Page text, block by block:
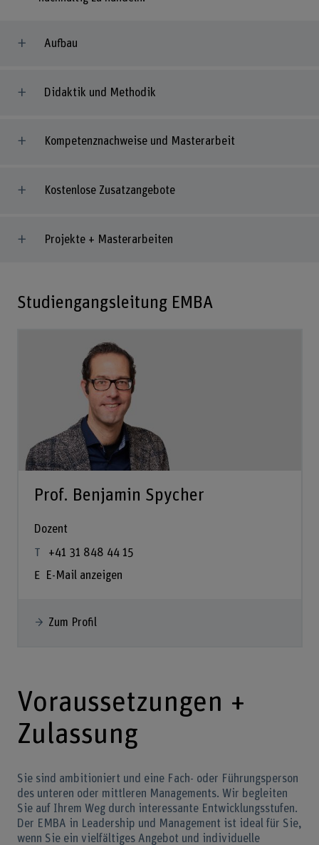
Aufbau
Didaktik und Methodik
Kompetenznachweise und Masterarbeit
Kostenlose Zusatzangebote
Projekte + Masterarbeiten
Studiengangsleitung EMBA
Prof. Benjamin Spycher
Dozent
+41 31 848 44 15
E-Mail anzeigen
Zum Profil
Voraussetzungen +
Zulassung
Sie sind ambitioniert und eine Fach- oder Führungsperson
des unteren oder mittleren Managements. Wir begleiten
Sie auf Ihrem Weg durch interessante Entwicklungsstufen.
Der EMBA in Leadership und Management ist ideal für Sie,
wenn Sie ein vielfältiges Angebot und individuelle